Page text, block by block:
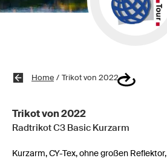
Home / Trikot von 2022
Trikot von 2022
Radtrikot C3 Basic Kurzarm
Kurzarm,CY-Tex,ohne großen Reflektor,